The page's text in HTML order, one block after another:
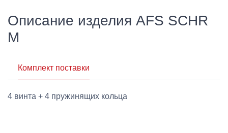
Описание изделия AFS SCHR
M
Комплект поставки
4 винта + 4 пружинящих кольца